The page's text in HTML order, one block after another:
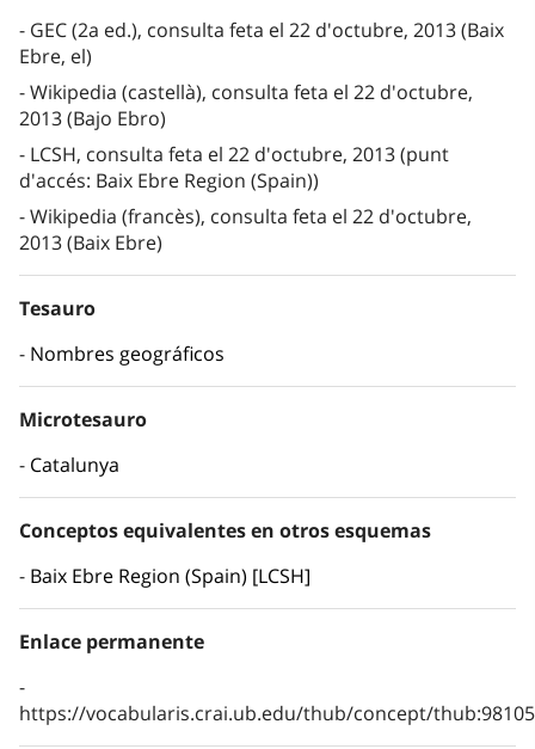
GEC (2a ed.), consulta feta el 22 d'octubre, 2013 (Baix
Ebre, el)
Wikipedia (castellà), consulta feta el 22 d'octubre,
2013 (Bajo Ebro)
LCSH, consulta feta el 22 d'octubre, 2013 (punt
d'accés: Baix Ebre Region (Spain))
Wikipedia (francès), consulta feta el 22 d'octubre,
2013 (Baix Ebre)
Tesauro
Nombres geográficos
Microtesauro
Catalunya
Conceptos equivalentes en otros esquemas
Baix Ebre Region (Spain) [LCSH]
Enlace permanente
https://vocabularis.crai.ub.edu/thub/concept/